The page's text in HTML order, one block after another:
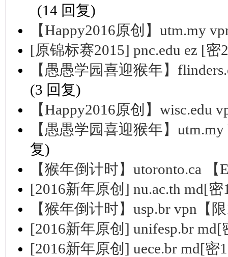
(14 回复)
【Happy2016原创】utm.my
[原锦标赛2015] pnc.edu ez [
【愚愚学园喜迎猴年】
(3 回复)
【Happy2016原创】wisc.edu
【愚愚学园喜迎猴年】
复)
【猴年倒计时】utoronto.ca
[2016新年原创] nu.ac.th md[
【猴年倒计时】usp.br vpn【
[2016新年原创] unifesp.br
[2016新年原创] uece.br md[